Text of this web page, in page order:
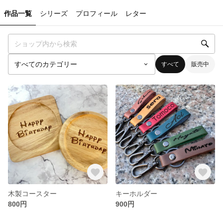
作品一覧 シリーズ プロフィール レター
すべて 販売中
木製コースター
800円
キーホルダー
900円